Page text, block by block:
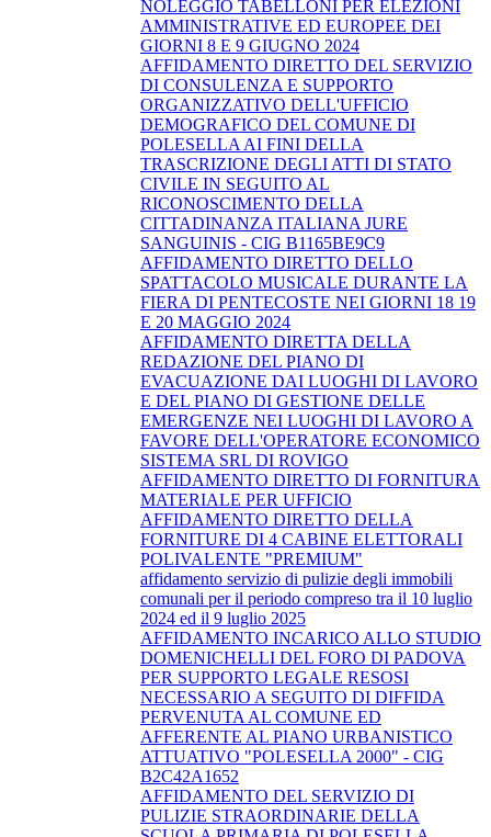
NOLEGGIO TABELLONI PER ELEZIONI
AMMINISTRATIVE ED EUROPEE DEI
GIORNI 8 E 9 GIUGNO 2024
AFFIDAMENTO DIRETTO DEL SERVIZIO
DI CONSULENZA E SUPPORTO
ORGANIZZATIVO DELL'UFFICIO
DEMOGRAFICO DEL COMUNE DI
POLESELLA AI FINI DELLA
TRASCRIZIONE DEGLI ATTI DI STATO
CIVILE IN SEGUITO AL
RICONOSCIMENTO DELLA
CITTADINANZA ITALIANA JURE
SANGUINIS - CIG B1165BE9C9
AFFIDAMENTO DIRETTO DELLO
SPATTACOLO MUSICALE DURANTE LA
FIERA DI PENTECOSTE NEI GIORNI 18 19
E 20 MAGGIO 2024
AFFIDAMENTO DIRETTA DELLA
REDAZIONE DEL PIANO DI
EVACUAZIONE DAI LUOGHI DI LAVORO
E DEL PIANO DI GESTIONE DELLE
EMERGENZE NEI LUOGHI DI LAVORO A
FAVORE DELL'OPERATORE ECONOMICO
SISTEMA SRL DI ROVIGO
AFFIDAMENTO DIRETTO DI FORNITURA
MATERIALE PER UFFICIO
AFFIDAMENTO DIRETTO DELLA
FORNITURE DI 4 CABINE ELETTORALI
POLIVALENTE "PREMIUM"
affidamento servizio di pulizie degli immobili
comunali per il periodo compreso tra il 10 luglio
2024 ed il 9 luglio 2025
AFFIDAMENTO INCARICO ALLO STUDIO
DOMENICHELLI DEL FORO DI PADOVA
PER SUPPORTO LEGALE RESOSI
NECESSARIO A SEGUITO DI DIFFIDA
PERVENUTA AL COMUNE ED
AFFERENTE AL PIANO URBANISTICO
ATTUATIVO "POLESELLA 2000" - CIG
B2C42A1652
AFFIDAMENTO DEL SERVIZIO DI
PULIZIE STRAORDINARIE DELLA